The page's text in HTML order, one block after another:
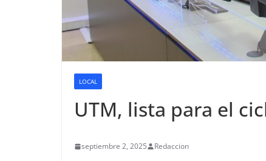
LOCAL
UTM, lista para el
septiembre 2, 2025 Redaccion